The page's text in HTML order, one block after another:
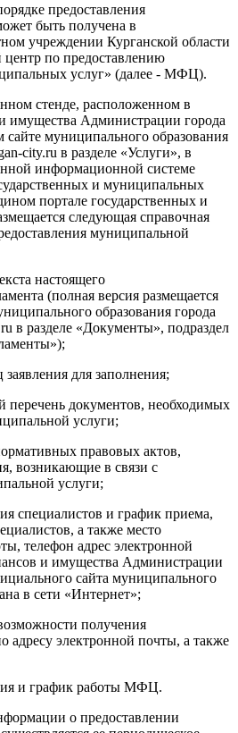
предоставления
быть получена в
учреждении Курганской области
по предоставлению
услуг» (далее - МФЦ).
стенде, расположенном в
имущества Администрации города
муниципального образования
city.ru в разделе «Услуги», в
информационной системе
и муниципальных
портале государственных и
следующая справочная
муниципальной
настоящего
(полная версия размещается
образования города
в разделе «Документы», подраздел
для заполнения;
документов, необходимых
услуги;
правовых актов,
возникающие в связи с
услуги;
специалистов и график приема,
а также место
телефон адрес электронной
и имущества Администрации
сайта муниципального
в сети «Интернет»;
получения
адресу электронной почты, а также
и график работы МФЦ.
о предоставлении